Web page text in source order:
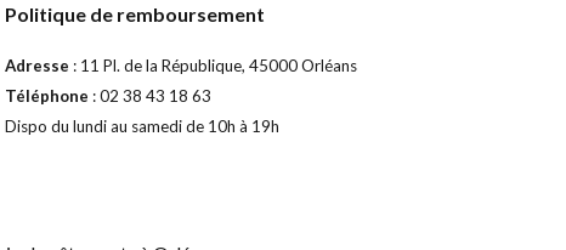
Politique de remboursement
Adresse : 11 Pl. de la République, 45000 Orléans
Téléphone : 02 38 43 18 63
Dispo du lundi au samedi de 10h à 19h